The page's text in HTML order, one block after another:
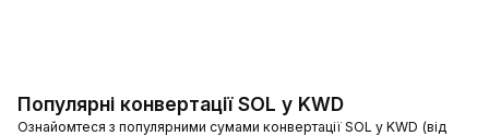
Популярні конвертації SOL у KWD
Ознайомтеся з популярними сумами конвертації SOL у KWD (від